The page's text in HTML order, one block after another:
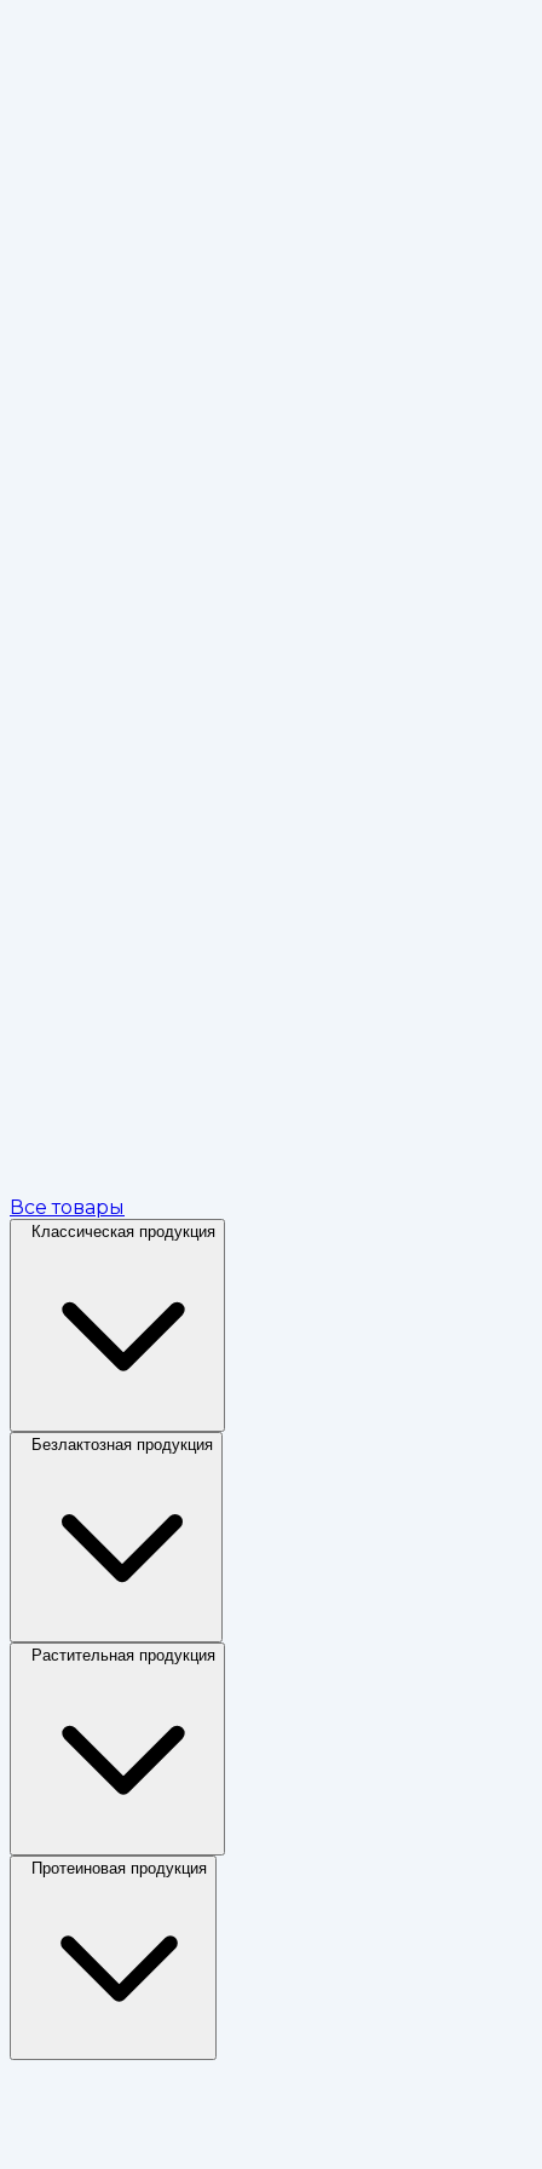
Все товары
Классическая продукция
Безлактозная продукция
Растительная продукция
Протеиновая продукция